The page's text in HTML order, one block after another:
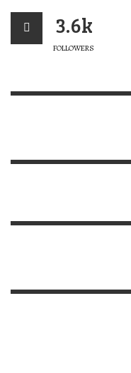
3.6k
FOLLOWERS